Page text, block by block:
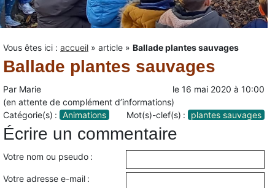
Vous êtes ici : accueil » article » Ballade plantes sauvages
Ballade plantes sauvages
Par Marie le 16 mai 2020 à 10:00
(en attente de complément d’informations)
Catégorie(s) : Animations Mot(s)-clef(s) : plantes sauvages
Écrire un commentaire
Votre nom ou pseudo :
Votre adresse e-mail :